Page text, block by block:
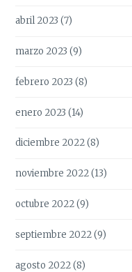
abril 2023 (7)
marzo 2023 (9)
febrero 2023 (8)
enero 2023 (14)
diciembre 2022(8)
noviembre 2022(13)
octubre 2022(9)
septiembre 2022(9)
agosto 2022(8)